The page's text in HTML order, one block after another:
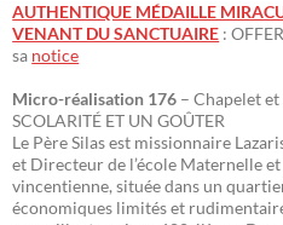
AUTHENTIQUE MÉDAILLE
VENANT DU SANCTUAIRE :
sa notice
Micro-réalisation 176 – Chapelet
SCOLARITÉ ET UN GOÛTER
Le Père Silas est missionnaire
et Directeur de l’école Maternelle
vincentienne, située dans un
économiques limités et